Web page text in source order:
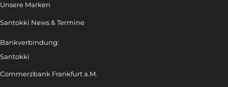
Unsere Marken
Santokki News & Termine
Bankverbindung:
Santokki
Commerzbank Frankfurt a.M.